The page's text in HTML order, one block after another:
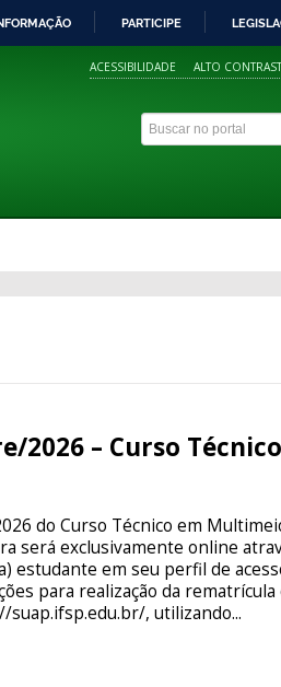
PARTICIPE
ACESSIBILIDADE ALTO
2026 – Curso
do Curso Técnico em
será exclusivamente online
estudante em seu perfil de
para realização da rematrícula
, utilizando...